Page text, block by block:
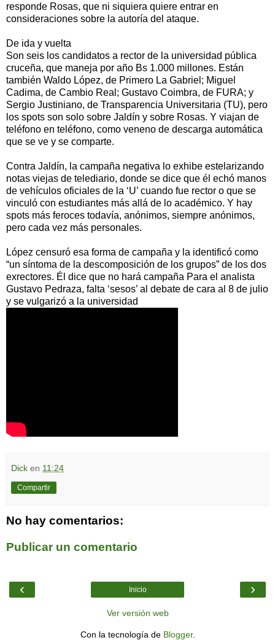
responde Rosas, que ni siquiera quiere entrar en
consideraciones sobre la autoría del ataque.
De ida y vuelta
Son seis los candidatos a rector de la universidad pública
cruceña, que maneja por año Bs 1.000 millones. Están
también Waldo López, de Primero La Gabriel; Miguel
Cadima, de Cambio Real; Gustavo Coimbra, de FURA; y
Sergio Justiniano, de Transparencia Universitaria (TU), pero
los spots son solo sobre Jaldín y sobre Rosas. Y viajan de
teléfono en teléfono, como veneno de descarga automática
que se ve y se comparte.
Contra Jaldín, la campaña negativa lo exhibe estelarizando
notas viejas de telediario, donde se dice que él echó manos
de vehículos oficiales de la ‘U’ cuando fue rector o que se
vinculó con estudiantes más allá de lo académico. Y hay
spots más feroces todavía, anónimos, siempre anónimos,
pero cada vez más personales.
López censuró esa forma de campaña y la identificó como
“un síntoma de la descomposición de los grupos” de los dos
exrectores. Él dice que no hará campaña Para el analista
Gustavo Pedraza, falta ‘sesos’ al debate de cara al 8 de julio
y se vulgarizó a la universidad
Dick en 11:24
Compartir
No hay comentarios:
Publicar un comentario
‹ ›
Inicio
Ver versión web
Con la tecnología de Blogger.